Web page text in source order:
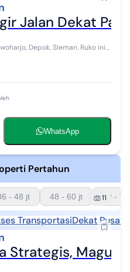
Jalan Dekat
Depok, Sleman. Ruko ini
bagus dan ramai, mudah
WhatsApp
Pertahun
- 48 jt 48 - 60 jt 60 -
11
TransportasiDekat Pusat
Strategis,